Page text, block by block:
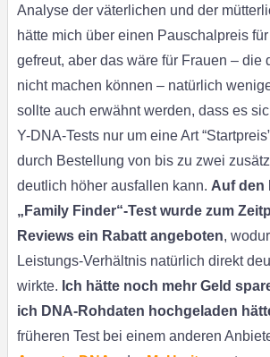
Analyse der väterlichen und der
hätte mich über einen Pauschalpreis
gefreut, aber das wäre für Frauen – die
nicht machen können – natürlich
sollte auch erwähnt werden, dass es
Y-DNA-Tests nur um eine Art
durch Bestellung von bis zu zwei
deutlich höher ausfallen kann. Auf den
„Family Finder“-Test wurde zum
Reviews ein Rabatt angeboten,
Leistungs-Verhältnis natürlich direkt
wirkte. Ich hätte noch mehr Geld
ich DNA-Rohdaten hochgeladen
früheren Test bei einem anderen